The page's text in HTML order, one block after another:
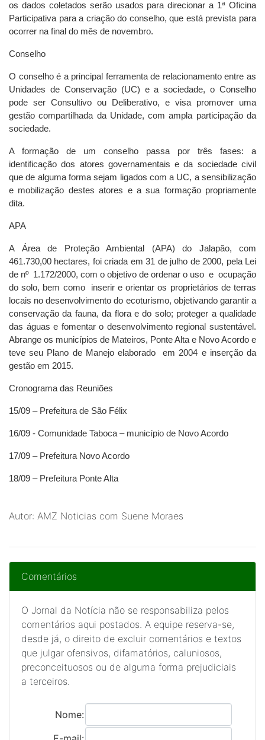
os dados coletados serão usados para direcionar a 1ª Oficina
Participativa para a criação do conselho, que está prevista para
ocorrer na final do mês de novembro.
Conselho
O conselho é a principal ferramenta de relacionamento entre as
Unidades de Conservação (UC) e a sociedade, o Conselho
pode ser Consultivo ou Deliberativo, e visa promover uma
gestão compartilhada da Unidade, com ampla participação da
sociedade.
A formação de um conselho passa por três fases: a
identificação dos atores governamentais e da sociedade civil
que de alguma forma sejam ligados com a UC, a sensibilização
e mobilização destes atores e a sua formação propriamente
dita.
APA
A Área de Proteção Ambiental (APA) do Jalapão, com
461.730,00 hectares, foi criada em 31 de julho de 2000, pela Lei
de nº 1.172/2000, com o objetivo de ordenar o uso e ocupação
do solo, bem como inserir e orientar os proprietários de terras
locais no desenvolvimento do ecoturismo, objetivando garantir a
conservação da fauna, da flora e do solo; proteger a qualidade
das águas e fomentar o desenvolvimento regional sustentável.
Abrange os municípios de Mateiros, Ponte Alta e Novo Acordo e
teve seu Plano de Manejo elaborado em 2004 e inserção da
gestão em 2015.
Cronograma das Reuniões
15/09 – Prefeitura de São Félix
16/09 - Comunidade Taboca – município de Novo Acordo
17/09 – Prefeitura Novo Acordo
18/09 – Prefeitura Ponte Alta
Autor: AMZ Noticias com Suene Moraes
Comentários
O Jornal da Notícia não se responsabiliza pelos
comentários aqui postados. A equipe reserva-se,
desde já, o direito de excluir comentários e textos
que julgar ofensivos, difamatórios, caluniosos,
preconceituosos ou de alguma forma prejudiciais
a terceiros.
Nome: